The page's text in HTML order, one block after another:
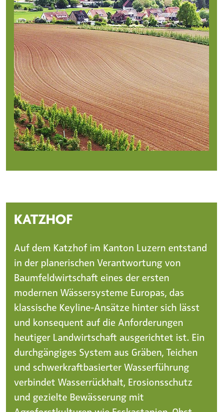
KATZHOF
Auf dem Katzhof im Kanton Luzern entstand
in der planerischen Verantwortung von
Baumfeldwirtschaft eines der ersten
modernen Wässersysteme Europas, das
klassische Keyline-Ansätze hinter sich lässt
und konsequent auf die Anforderungen
heutiger Landwirtschaft ausgerichtet ist. Ein
durchgängiges System aus Gräben, Teichen
und schwerkraftbasierter Wasserführung
verbindet Wasserrückhalt, Erosionsschutz
und gezielte Bewässerung mit